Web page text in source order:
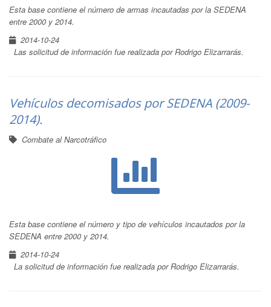
Esta base contiene el número de armas incautadas por la SEDENA
entre 2000 y 2014.
2014-10-24
Las solicitud de información fue realizada por Rodrigo Elizarrarás.
Vehículos decomisados por SEDENA (2009-
2014).
Combate al Narcotráfico
Esta base contiene el número y tipo de vehículos incautados por la
SEDENA entre 2000 y 2014.
2014-10-24
La solicitud de información fue realizada por Rodrigo Elizarrarás.